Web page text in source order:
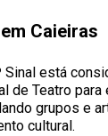
Caieiras
está
de Teatro para
grupos e
cultural.